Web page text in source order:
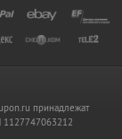
принадлежат
1127747063212